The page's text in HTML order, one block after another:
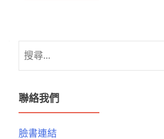
尋
鍵
字:
聯絡我們
臉書連結